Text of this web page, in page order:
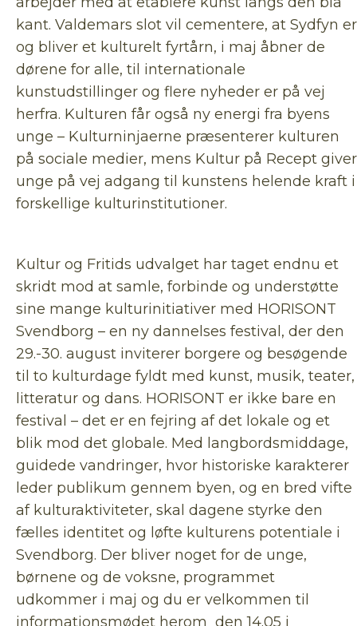
kant. Valdemars slot vil cementere, at Sydfyn er
og bliver et kulturelt fyrtårn, i maj åbner de
dørene for alle, til internationale
kunstudstillinger og flere nyheder er på vej
herfra. Kulturen får også ny energi fra byens
unge – Kulturninjaerne præsenterer kulturen
på sociale medier, mens Kultur på Recept giver
unge på vej adgang til kunstens helende kraft i
forskellige kulturinstitutioner.
Kultur og Fritids udvalget har taget endnu et
skridt mod at samle, forbinde og understøtte
sine mange kulturinitiativer med HORISONT
Svendborg – en ny dannelses festival, der den
29.-30. august inviterer borgere og besøgende
til to kulturdage fyldt med kunst, musik, teater,
litteratur og dans. HORISONT er ikke bare en
festival – det er en fejring af det lokale og et
blik mod det globale. Med langbordsmiddage,
guidede vandringer, hvor historiske karakterer
leder publikum gennem byen, og en bred vifte
af kulturaktiviteter, skal dagene styrke den
fælles identitet og løfte kulturens potentiale i
Svendborg. Der bliver noget for de unge,
børnene og de voksne, programmet
udkommer i maj og du er velkommen til
informationsmødet herom den 14.05 i